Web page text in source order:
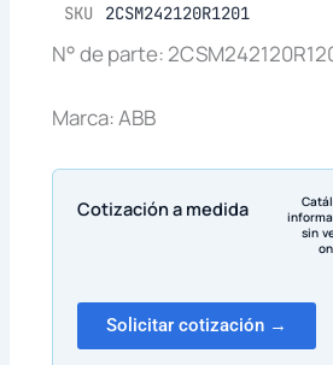
SKU 2CSM242120R1201
N° de parte:
Marca: ABB
Cotización a medida
sin
Solicitar cotización →